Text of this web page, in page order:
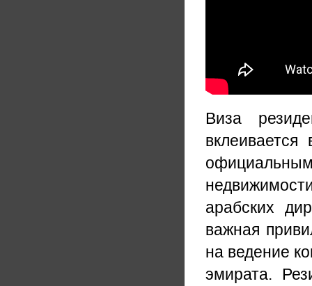
Виза
арабских
важная
на ведение
эмирата.